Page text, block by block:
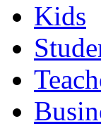
Kids